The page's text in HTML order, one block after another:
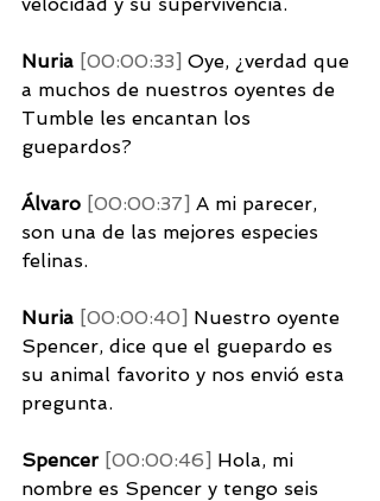
Nuria [00:00:33] Oye, ¿verdad que
a muchos de nuestros oyentes de
Tumble les encantan los
guepardos?
Álvaro [00:00:37] A mi parecer,
son una de las mejores especies
felinas.
Nuria [00:00:40] Nuestro oyente
Spencer, dice que el guepardo es
su animal favorito y nos envió esta
pregunta.
Spencer [00:00:46] Hola, mi
nombre es Spencer y tengo seis